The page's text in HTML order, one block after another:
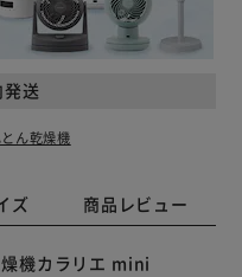
送
ん乾燥機
ズ 商品レビュー
燥機カラリエ mini